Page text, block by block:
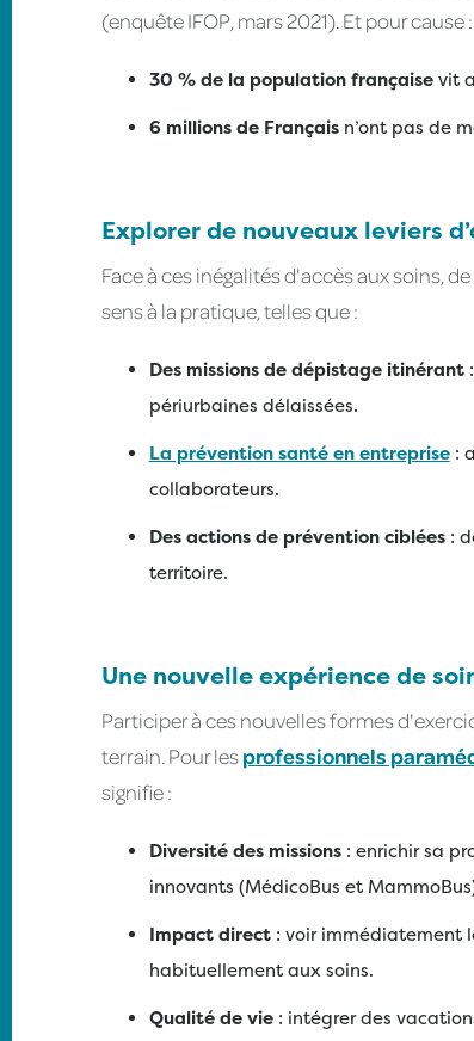
(enquête IFOP, mars 2021). Et pour
30 % de la population françaisevit
6 millions de Françaisn’ont pas de
Explorer de nouveaux leviers
Face à ces inégalités d'accès aux soins,
sens à la pratique, telles que :
Des missions de dépistage itinérant:
périurbaines délaissées.
La prévention santé en entreprise:
collaborateurs.
Des actions de prévention ciblées:
territoire.
Une nouvelle expérience de
Participer à ces nouvelles formes
terrain. Pour lesprofessionnels
signifie :
Diversité des missions: enrichir sa
innovants (MédicoBus et
Impact direct: voir immédiatement
habituellement aux soins.
Qualité de vie: intégrer des